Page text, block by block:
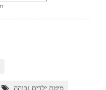
מיטת ילדים גבוהה